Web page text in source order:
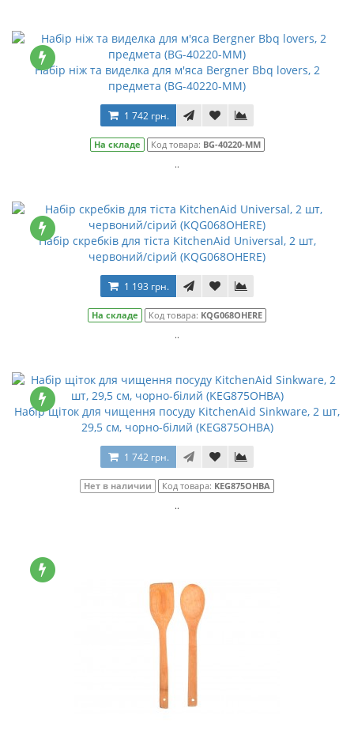
Набір ніж та виделка для м'яса Bergner Bbq lovers, 2
предмета (BG-40220-MM)
1 742 грн.
На складе Код товара: BG-40220-MM
..
Набір скребків для тіста KitchenAid Universal, 2 шт,
червоний/сірий (KQG068OHERE)
1 193 грн.
На складе Код товара: KQG068OHERE
..
Набір щіток для чищення посуду KitchenAid Sinkware, 2 шт,
29,5 см, чорно-білий (KEG875OHBA)
1 742 грн.
Нет в наличии Код товара: KEG875OHBA
..